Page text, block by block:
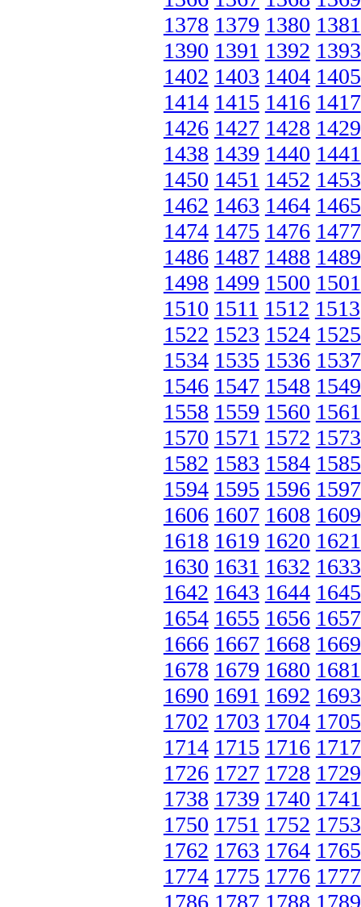
1378 1379 1380 1381
1390 1391 1392 1393
1402 1403 1404 1405
1414 1415 1416 1417
1426 1427 1428 1429
1438 1439 1440 1441
1450 1451 1452 1453
1462 1463 1464 1465
1474 1475 1476 1477
1486 1487 1488 1489
1498 1499 1500 1501
1510 1511 1512 1513
1522 1523 1524 1525
1534 1535 1536 1537
1546 1547 1548 1549
1558 1559 1560 1561
1570 1571 1572 1573
1582 1583 1584 1585
1594 1595 1596 1597
1606 1607 1608 1609
1618 1619 1620 1621
1630 1631 1632 1633
1642 1643 1644 1645
1654 1655 1656 1657
1666 1667 1668 1669
1678 1679 1680 1681
1690 1691 1692 1693
1702 1703 1704 1705
1714 1715 1716 1717
1726 1727 1728 1729
1738 1739 1740 1741
1750 1751 1752 1753
1762 1763 1764 1765
1774 1775 1776 1777
1786 1787 1788 1789